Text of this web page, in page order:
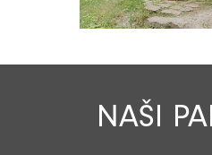
NAŠI